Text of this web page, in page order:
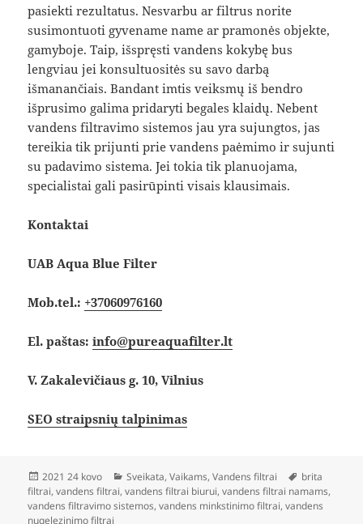
pasiekti rezultatus. Nesvarbu ar filtrus norite
susimontuoti gyvename name ar pramonės objekte,
gamyboje. Taip, išspręsti vandens kokybę bus
lengviau jei konsultuositės su savo darbą
išmanančiais. Bandant imtis veiksmų iš bendro
išprusimo galima pridaryti begales klaidų. Nebent
vandens filtravimo sistemos jau yra sujungtos, jas
tereikia tik prijunti prie vandens paėmimo ir sujunti
su padavimo sistema. Jei tokia tik planuojama,
specialistai gali pasirūpinti visais klausimais.
Kontaktai
UAB Aqua Blue Filter
Mob.tel.: +37060976160
El. paštas:info@pureaquafilter.lt
V. Zakalevičiaus g. 10, Vilnius
SEO straipsnių talpinimas
Paskelbta
2021 24 kovo Kategorijos
Sveikata,Vaikams,Vandens filtrai Žymos
brita
filtrai,vandens filtrai,vandens filtrai biurui,vandens filtrai namams,
vandens filtravimo sistemos,vandens minkstinimo filtrai,vandens
nugelezinimo filtrai